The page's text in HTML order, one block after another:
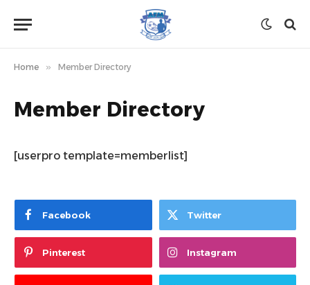
Home » Member Directory
Member Directory
[userpro template=memberlist]
Facebook Twitter
Pinterest Instagram